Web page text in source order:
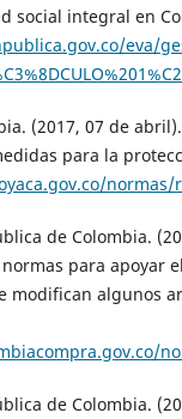
social integral en
eva/
(2017, 07 de
para la
normas/
de Colombia.
para apoyar
modifican algunos
de Colombia.